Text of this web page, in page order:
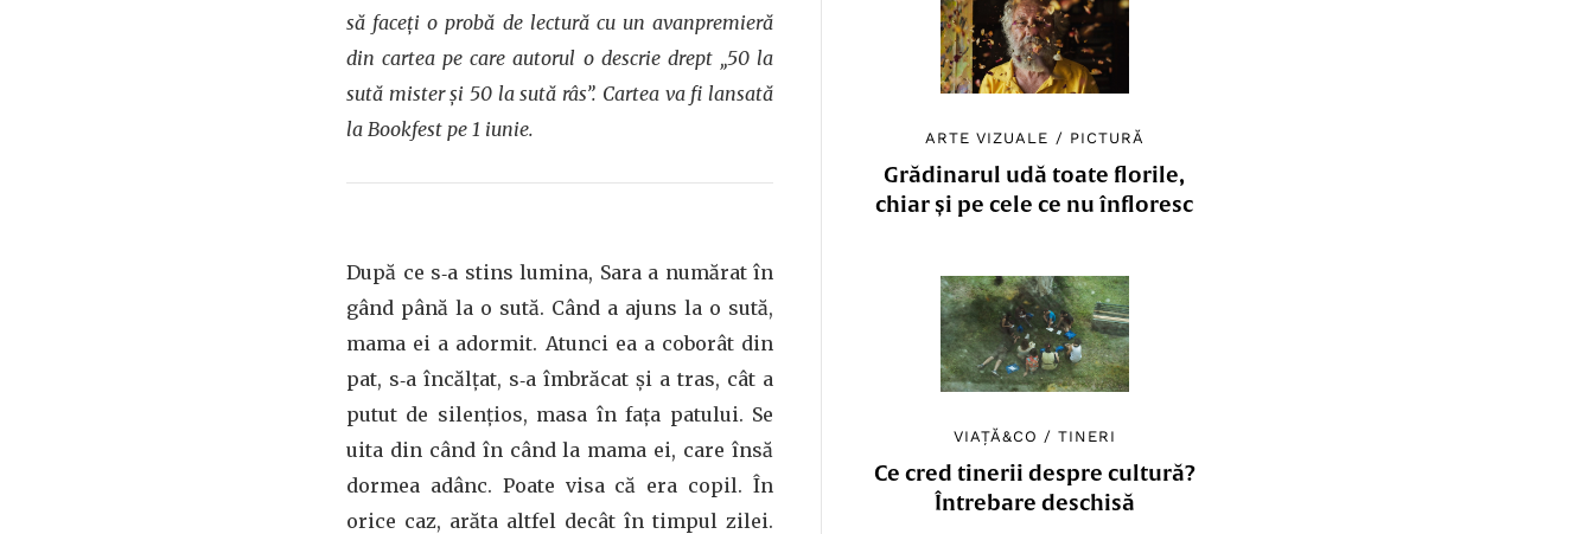
ARTE VIZUALE / PICTURĂ
Grădinarul udă toate florile,
chiar și pe cele ce nu înfloresc
VIAȚĂ&CO /TINERI
Ce cred tinerii despre cultură?
Întrebare deschisă
să faceți o probă de lectură cu un avanpremieră
din cartea pe care autorul o descrie drept „50 la
sută mister și 50 la sută râs”. Cartea va fi lansată
la Bookfest pe 1 iunie.
După ce s‑a stins lumina, Sara a numărat în
gând până la o sută. Când a ajuns la o sută,
mama ei a adormit. Atunci ea a coborât din
pat, s‑a încălţat, s‑a îmbrăcat și a tras, cât a
putut de silenţios, masa în faţa patului. Se
uita din când în când la mama ei, care însă
dormea adânc. Poate visa că era copil. În
orice caz, arăta altfel decât în timpul zilei.